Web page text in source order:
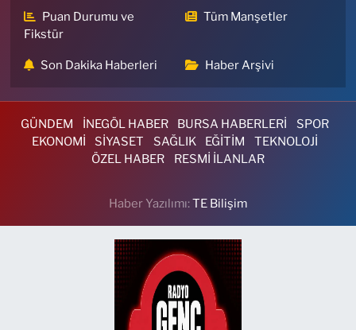
Puan Durumu ve
Fikstür
Tüm Manşetler
Son Dakika Haberleri Haber Arşivi
GÜNDEM İNEGÖL HABER BURSA HABERLERİ
SPOR
EKONOMİ
SİYASET SAĞLIK EĞİTİM
TEKNOLOJİ
ÖZEL HABER
RESMİ İLANLAR
Haber Yazılımı:TE Bilişim